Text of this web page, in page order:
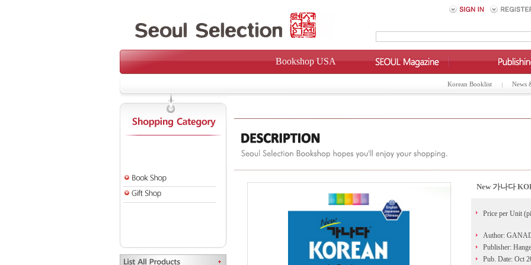
Bookshop USA
Korean Booklist News
New 가나다
Price per Unit
Author:
Publisher:
Pub. Date: Oct